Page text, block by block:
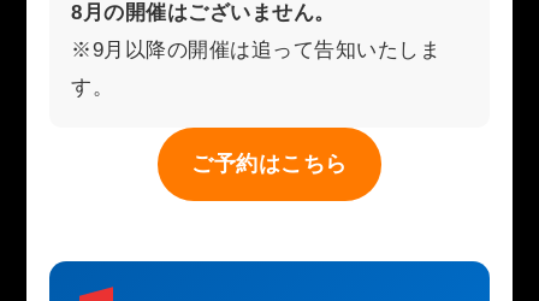
8月の開催はございません。
※9月以降の開催は追って告知いたしま
す。
ご予約はこちら